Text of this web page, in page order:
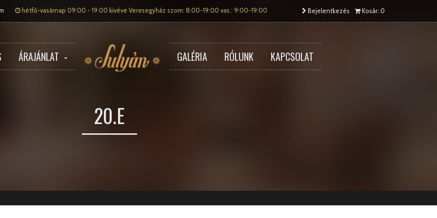
hétfő-vasárnap 09:00 - 19:00 kivéve Veresegyház szom: 8:00-19:00 vas.: 9:00-19:00 Bejelentkezés Kosár: 0
ÁRAJÁNLAT GALÉRIA RÓLUNK KAPCSOLAT
20.E